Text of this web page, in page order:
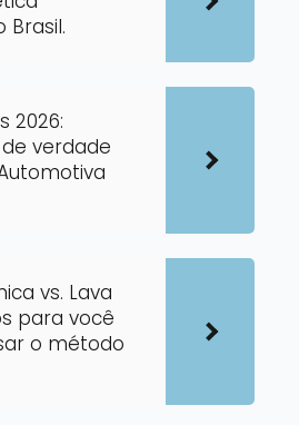
Brasil.
2026:
verdade
vs. Lava
para você
o método